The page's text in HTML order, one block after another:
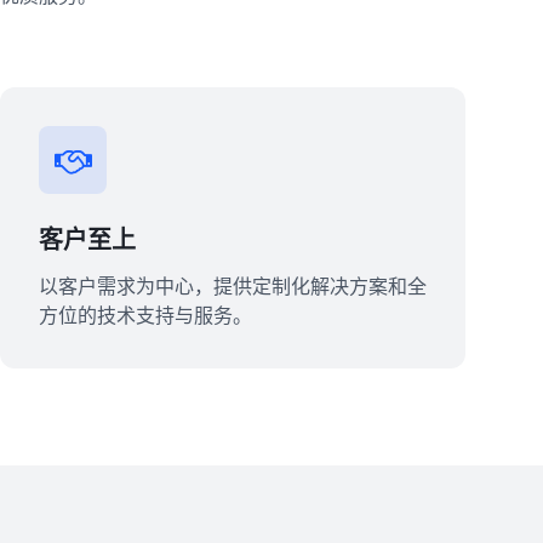
客户至上
以客户需求为中心，提供定制化解决方案和全
方位的技术支持与服务。